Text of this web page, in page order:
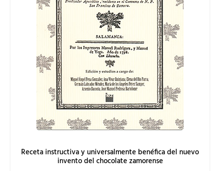
Receta instructiva y universalmente benéfica del nuevo
invento del chocolate zamorense